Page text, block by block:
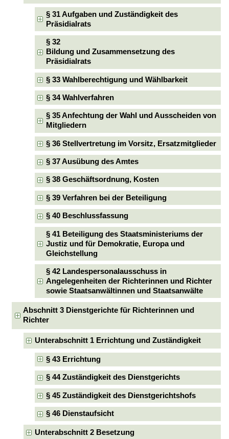
§ 31 Aufgaben und Zuständigkeit des
Präsidialrats
§ 32
Bildung und Zusammensetzung des
Präsidialrats
§ 33 Wahlberechtigung und Wählbarkeit
§ 34 Wahlverfahren
§ 35 Anfechtung der Wahl und Ausscheiden von
Mitgliedern
§ 36 Stellvertretung im Vorsitz, Ersatzmitglieder
§ 37 Ausübung des Amtes
§ 38 Geschäftsordnung, Kosten
§ 39 Verfahren bei der Beteiligung
§ 40 Beschlussfassung
§ 41 Beteiligung des Staatsministeriums der
Justiz und für Demokratie, Europa und
Gleichstellung
§ 42 Landespersonalausschuss in
Angelegenheiten der Richterinnen und Richter
sowie Staatsanwältinnen und Staatsanwälte
Abschnitt 3 Dienstgerichte für Richterinnen und
Richter
Unterabschnitt 1 Errichtung und Zuständigkeit
§ 43 Errichtung
§ 44 Zuständigkeit des Dienstgerichts
§ 45 Zuständigkeit des Dienstgerichtshofs
§ 46 Dienstaufsicht
Unterabschnitt 2 Besetzung